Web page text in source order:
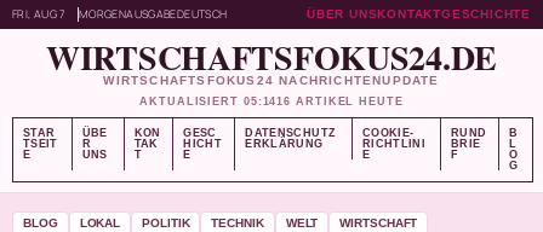
FRI, AUG 7 MORGENAUSGABEDEUTSCH ÜBER UNSKONTAKTGESCHICHTE
WIRTSCHAFTSFOKUS24.DE
WIRTSCHAFTSFOKUS24 NACHRICHTENUPDATE
AKTUALISIERT 05:1416 ARTIKEL HEUTE
STAR
TSEIT
E
ÜBE
R
UNS
KON
TAK
T
GESC
HICHT
E
DATENSCHUTZ
ERKLÄRUNG
COOKIE-
RICHTLINI
E
RUND
BRIE
F
B
L
O
G
BLOG LOKAL POLITIK TECHNIK WELT WIRTSCHAFT